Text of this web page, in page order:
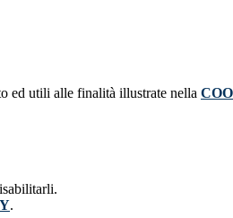
ed utili alle finalità illustrate nella
.